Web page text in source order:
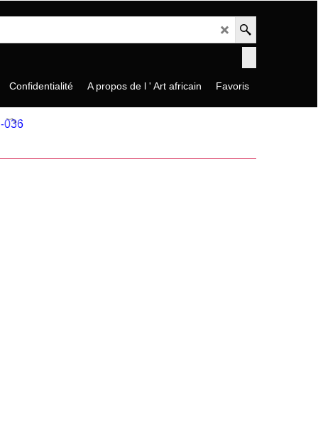
Confidentialité A propos de l ' Art africain Favoris